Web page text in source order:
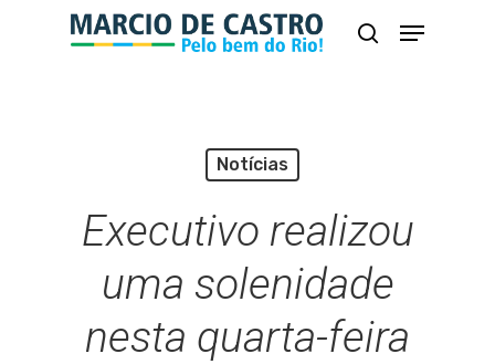
busca
Menu
Notícias
Executivo realizou
uma solenidade
nesta quarta-feira